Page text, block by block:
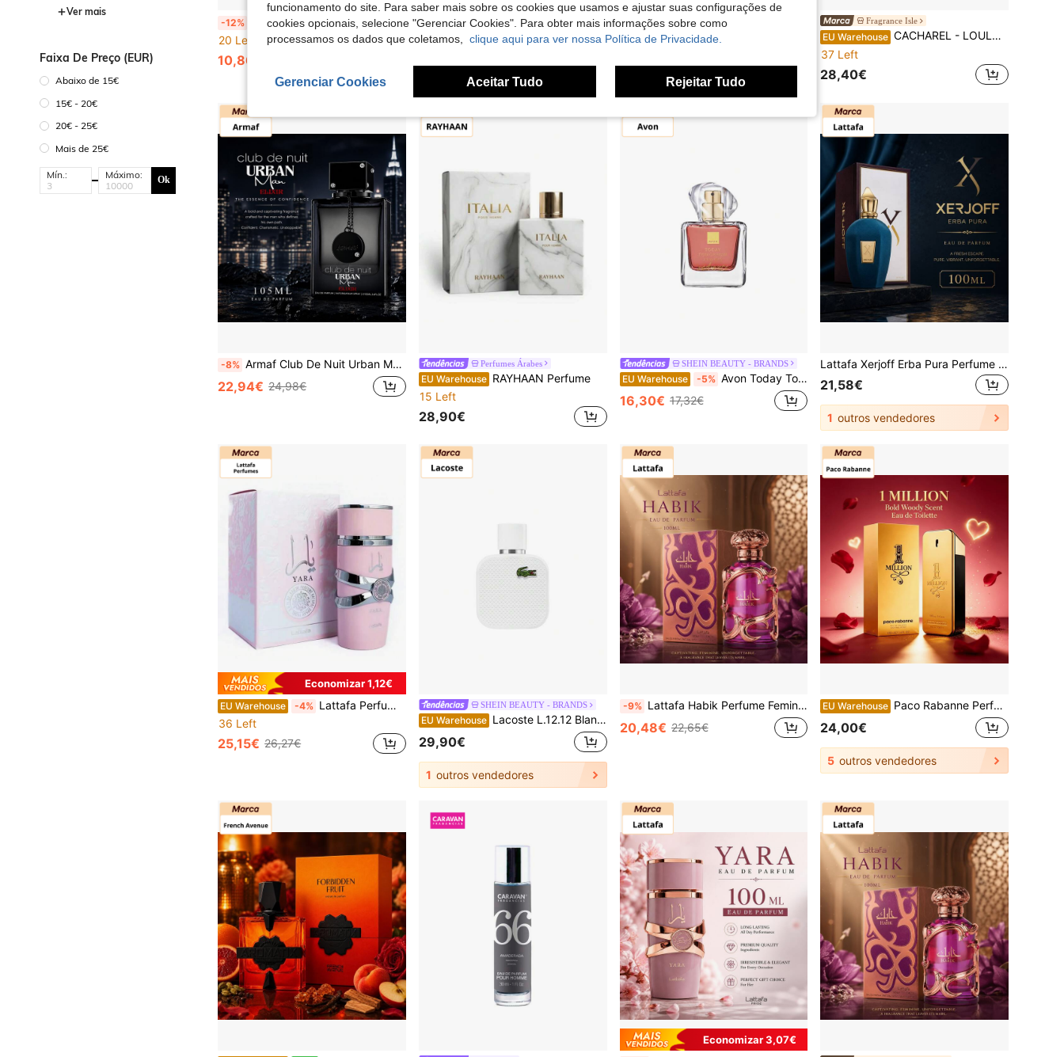
Ver mais
Faixa De Preço (EUR)
Abaixo de 15€
15€ - 20€
20€ - 25€
Mais de 25€
Mín.: Máximo: Ok
-12%
Lattafa Asad Elixir EDP 100ML Fragrância Masculina de Longa Duração, Quente, Especiada, Amadeirada e Âmbar
20 Left
10,86€
EU Warehouse KAYALI Perfume
29,00€
outros vendedores
Skin Atelier
EU Warehouse NEW
Fragrance Isle
EU Warehouse CACHAREL - LOULOU 30ML - EAU DE PARFUM PARA MULHERES
37 Left
28,40€
-8% Armaf Club De Nuit Urban Man Elixir EDP 105ML Perfume Masculino Fragrância Fresca Amadeirada Especiada Aromática de Longa Duração
22,94€ 24,98€
Perfumes Árabes
EU Warehouse RAYHAAN Perfume
15 Left
28,90€
SHEIN BEAUTY - BRANDS
EU Warehouse -5% Avon Today Tomorrow Always Radiance Eau De Parfum 50 ml – Eau De Parfum, Long-Lasting, For Women, Floral, Gold, Suitable For Daily Wear
16,30€ 17,32€
Lattafa Xerjoff Erba Pura Perfume 100ML Eau De Parfum de Luxo Unissexo com Notas Frutadas, Cítricas e de Almíscar de Longa Duração
21,58€
1 outros vendedores
Economizar 1,12€
EU Warehouse -4% Lattafa Perfumes Perfume Yara Original 100ml, Perfume Árabe de Longa Duração Feminino, Eau de Parfum Importado de Dubai, Perfume Yara Candy Original 100ml, Perfume Yara Tous Original 100ml, Perfume Yara MOI White Original 100ml
36 Left
25,15€ 26,27€
SHEIN BEAUTY - BRANDS
EU Warehouse Lacoste L.12.12 Blanc Eau De Toilette 50 ml – Eau De Toilette, Long-Lasting, For Men, Woody, White, Cardamom, Suitable For Daily Wear
29,90€
1 outros vendedores
-9% Lattafa Habik Perfume Feminino 100ML Floral Frutado Almíscar Jasmim Pera Longa Duração Eau De Parfum
20,48€ 22,65€
EU Warehouse Paco Rabanne Perfume 1 Million Paco Rabane - 100 ml (3,4 oz) - Perfume masculino com feromônios, colônia masculina com fragrância duradoura, ideal para presentear em ocasiões especiais, como o trajeto diário para a faculdade ou o Dia dos Namorados.
24,00€
5 outros vendedores
Economizar 3,07€
funcionamento do site. Para saber mais sobre os cookies que usamos e ajustar suas configurações de
cookies opcionais, selecione "Gerenciar Cookies". Para obter mais informações sobre como
processamos os dados que coletamos, clique aqui para ver nossa Política de Privacidade.
Gerenciar Cookies Aceitar Tudo Rejeitar Tudo